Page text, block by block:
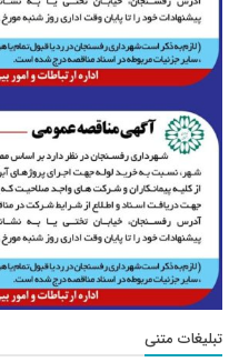
تبلیغات متنی